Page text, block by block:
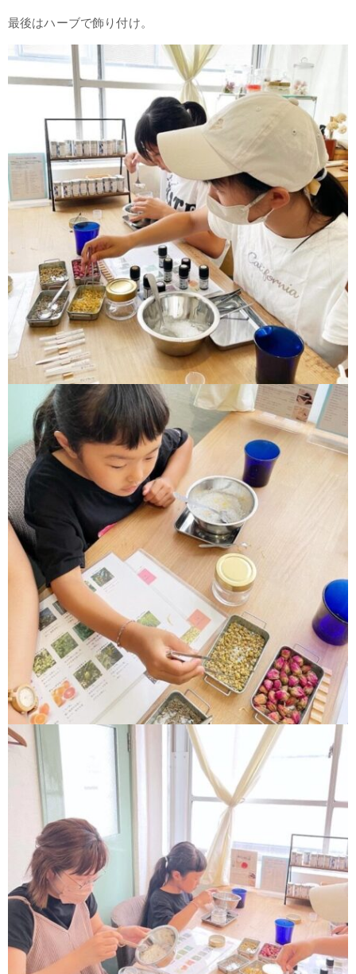
最後はハーブで飾り付け。